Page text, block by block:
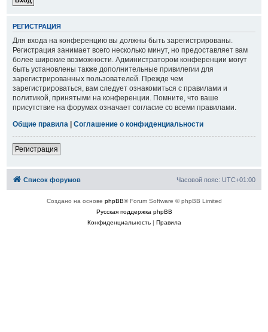
РЕГИСТРАЦИЯ
Для входа на конференцию вы должны быть зарегистрированы.
Регистрация занимает всего несколько минут, но предоставляет вам
более широкие возможности. Администратором конференции могут
быть установлены также дополнительные привилегии для
зарегистрированных пользователей. Прежде чем
зарегистрироваться, вам следует ознакомиться с правилами и
политикой, принятыми на конференции. Помните, что ваше
присутствие на форумах означает согласие со всеми правилами.
Общие правила | Соглашение о конфиденциальности
Регистрация
Список форумов Часовой пояс: UTC+01:00
Создано на основе phpBB® Forum Software © phpBB Limited
Русская поддержка phpBB
Конфиденциальность| Правила